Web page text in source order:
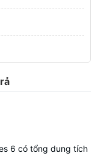
6 có tổng dung tích